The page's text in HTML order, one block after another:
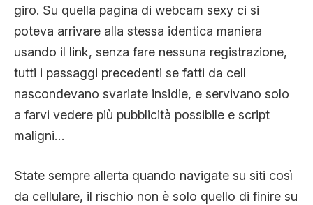
giro. Su quella pagina di webcam sexy ci si
poteva arrivare alla stessa identica maniera
usando il link, senza fare nessuna registrazione,
tutti i passaggi precedenti se fatti da cell
nascondevano svariate insidie, e servivano solo
a farvi vedere più pubblicità possibile e script
maligni…
State sempre allerta quando navigate su siti così
da cellulare, il rischio non è solo quello di finire su